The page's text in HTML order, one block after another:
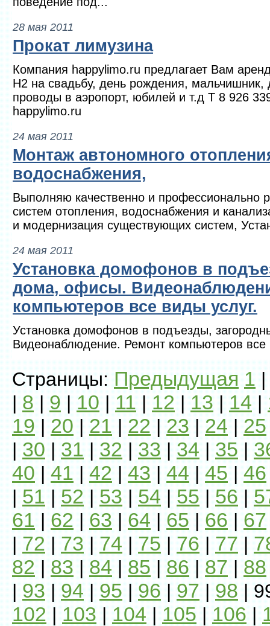
28 мая 2011
Прокат лимузина
Компания happylimo.ru предлагает Вам
H2 на свадьбу, день рождения, мальчишник,
проводы в аэропорт, юбилей и т.д Т 8 926
happylimo.ru
24 мая 2011
Монтаж автономного
водоснабжения,
Выполняю качественно и профессионально
систем отопления, водоснабжения и
и модернизация существующих систем,
24 мая 2011
Установка домофонов в
дома, офисы.
компьютеров все виды услуг.
Установка домофонов в подъезды,
Видеонаблюдение. Ремонт компьютеров все
Страницы:Предыдущая 1
|8|9|10|11|12|13|14|
19|20|21|22|23|24|25
|30|31|32|33|34|35|
40|41|42|43|44|45|46
|51|52|53|54|55|56|
61|62|63|64|65|66|67
|72|73|74|75|76|77|
82|83|84|85|86|87|88
|93|94|95|96|97|98|
102|103|104|105|106|